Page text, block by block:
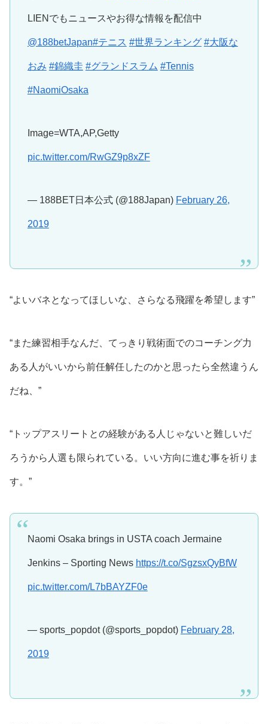
LIENでもニュースやお得な情報を配信中
@188betJapan#テニス #世界ランキング #大阪な
おみ #錦織圭 #グランドスラム #Tennis
#NaomiOsaka
Image=WTA,AP,Getty
pic.twitter.com/RwGZ9p8xZF
— 188BET日本公式 (@188Japan) February 26,
2019
“よいバネとなってほしいな、さらなる飛躍を希望します”
“また練習相手なんだ、てっきり戦術面でのコーチング力
ある人がいいから前任解任したのかと思ったら全然違うん
だね、”
“トップアスリートとの経験がある人じゃないと難しいだ
ろうから人選も限られている。いい方向に進む事を祈りま
す。”
Naomi Osaka brings in USTA coach Jermaine
Jenkins – Sporting News https://t.co/SgzsxQyBfW
pic.twitter.com/L7bBAYZF0e
— sports_popdot (@sports_popdot) February 28,
2019